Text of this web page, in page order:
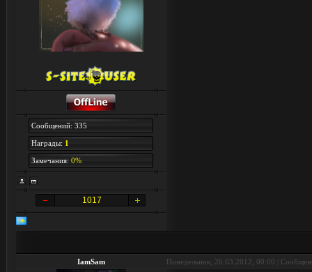
Сообщений: 335
Награды: 1
Замечания: 0%
1017
IamSam Понедельник, 26.03.2012, 00:00 |